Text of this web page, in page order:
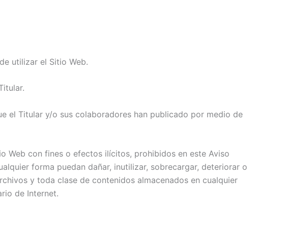
utilizar el Sitio Web.
el Titular y/o sus colaboradores han publicado por medio de
Web con fines o efectos ilícitos, prohibidos en este Aviso
forma puedan dañar, inutilizar, sobrecargar, deteriorar o
y toda clase de contenidos almacenados en cualquier
de Internet.